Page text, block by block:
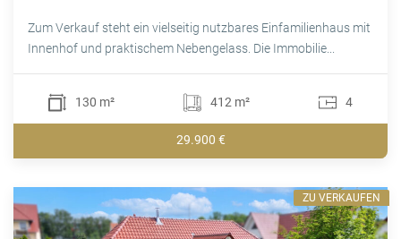
Zum Verkauf steht ein vielseitig nutzbares Einfamilienhaus mit
Innenhof und praktischem Nebengelass. Die Immobilie...
130 m² 412 m² 4
29.900 €
ZU VERKAUFEN